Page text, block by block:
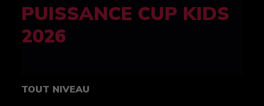
FELINE CUP 100%
féminine
TOUT NIVEAU